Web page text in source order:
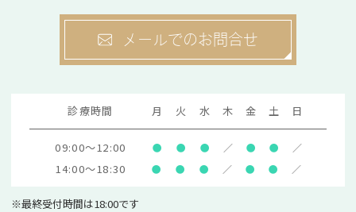
メールでのお問合せ
診療時間 月 火 水 木 金 土 日
09:00～12:00 ● ● ● ／ ● ● ／
14:00～18:30 ● ● ● ／ ● ● ／
※最終受付時間は18:00です